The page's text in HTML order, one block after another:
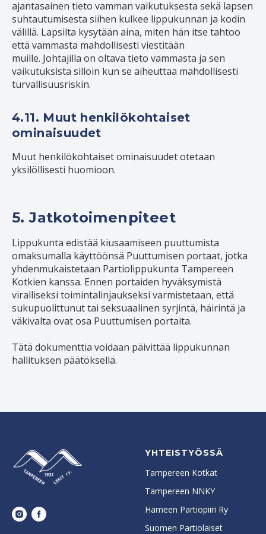
ajantasainen tieto vamman vaikutuksesta sekä lapsen
suhtautumisesta siihen kulkee lippukunnan ja kodin
välillä. Lapsilta kysytään aina, miten hän itse tahtoo
että vammasta mahdollisesti viestitään
muille. Johtajilla on oltava tieto vammasta ja sen
vaikutuksista silloin kun se aiheuttaa mahdollisesti
turvallisuusriskin.
4.11. Muut henkilökohtaiset
ominaisuudet
Muut henkilökohtaiset ominaisuudet otetaan
yksilöllisesti huomioon.
5. Jatkotoimenpiteet
Lippukunta edistää kiusaamiseen puuttumista
omaksumalla käyttöönsä Puuttumisen portaat, jotka
yhdenmukaistetaan Partiolippukunta Tampereen
Kotkien kanssa. Ennen portaiden hyväksymistä
viralliseksi toimintalinjaukseksi varmistetaan, että
sukupuolittunut tai seksuaalinen syrjintä, häirintä ja
väkivalta ovat osa Puuttumisen portaita.
Tätä dokumenttia voidaan päivittää lippukunnan
hallituksen päätöksellä.
YHTEISTYÖSSÄ
Tampereen Kotkat
Tampereen NNKY
Hämeen Partiopiiri Ry
Suomen Partiolaiset